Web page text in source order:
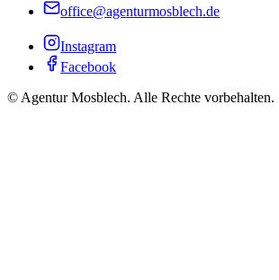
office@agenturmosblech.de
Instagram
Facebook
© Agentur Mosblech. Alle Rechte vorbehalten.